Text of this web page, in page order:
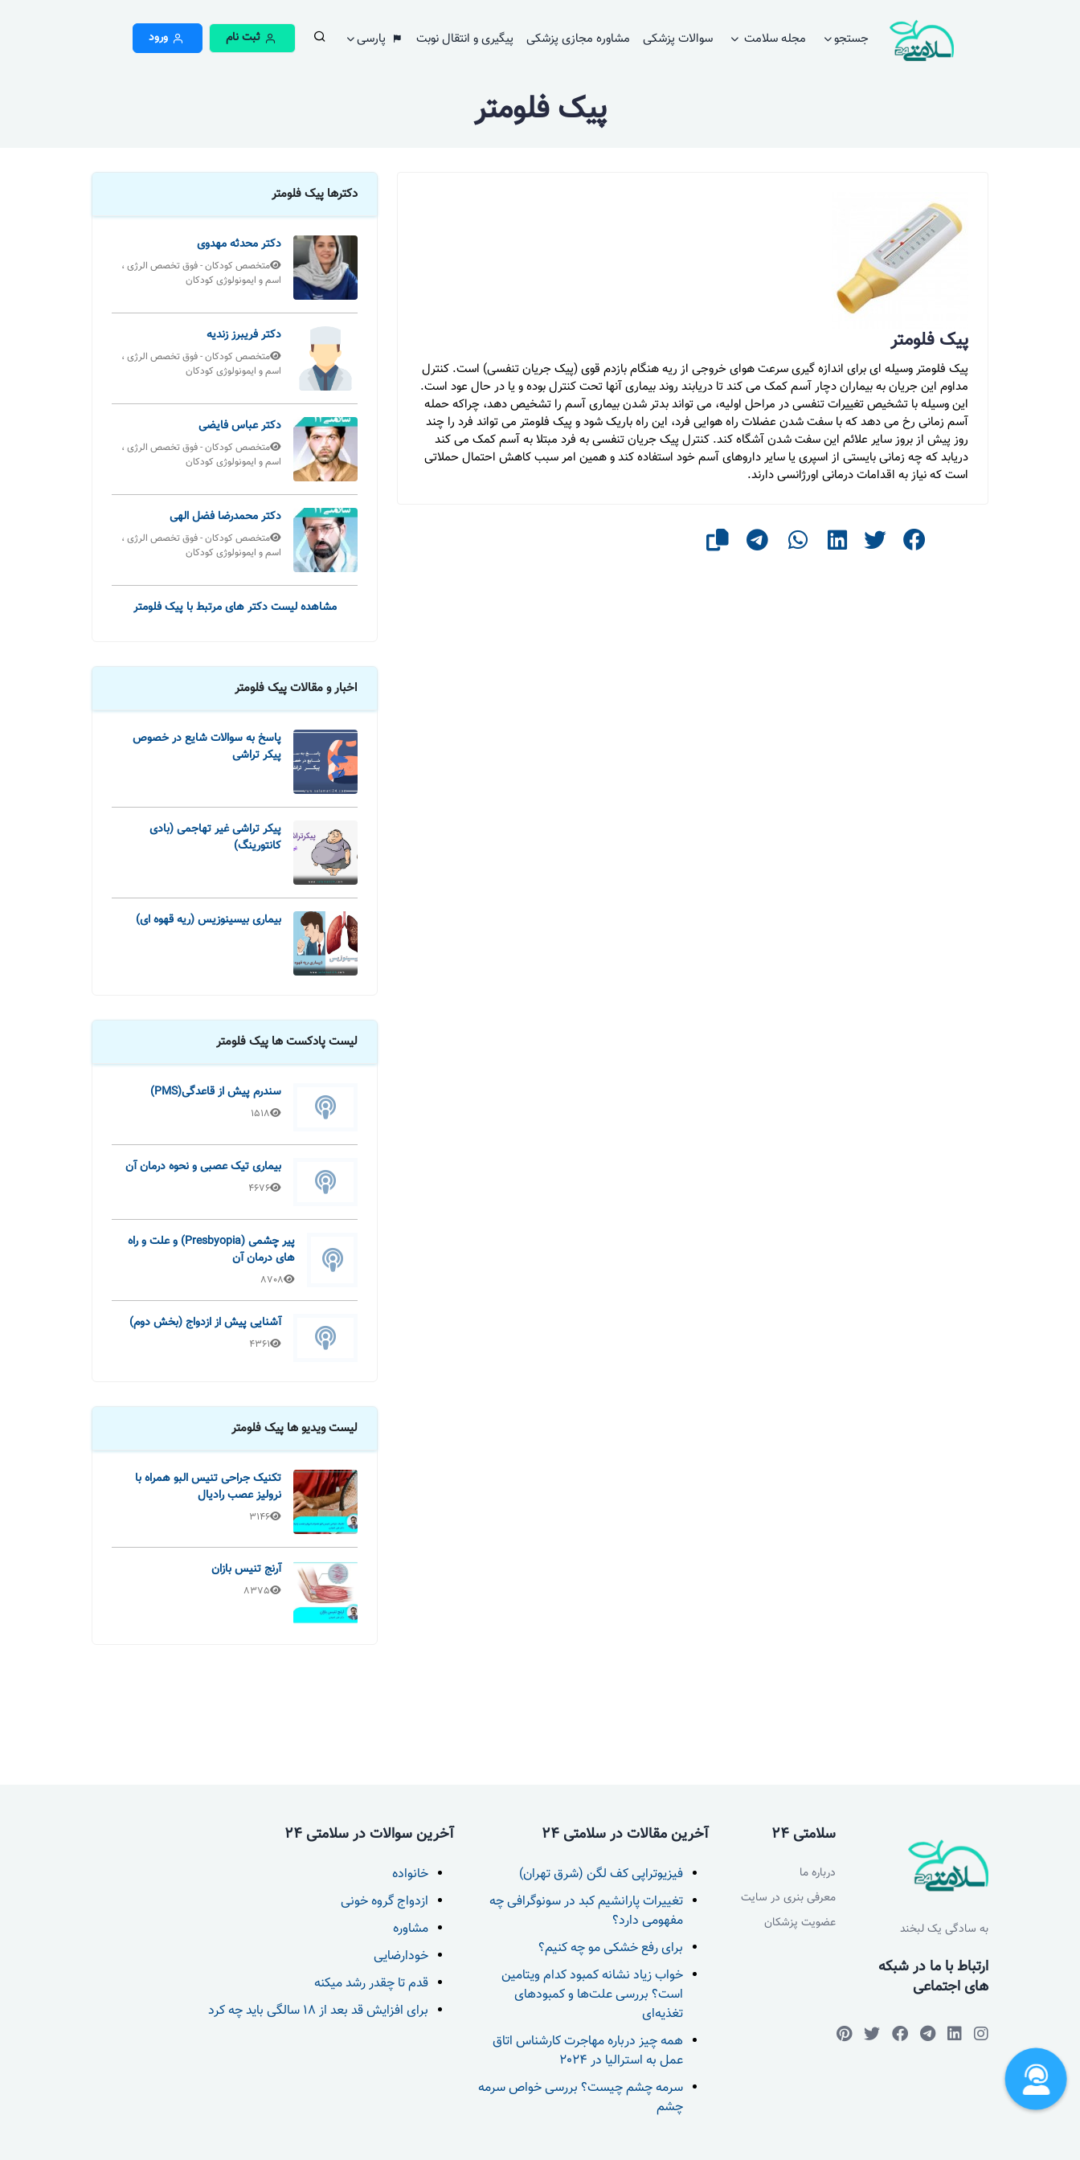
جستجو مجله سلامت سوالات پزشکی مشاوره مجازی پزشکی پیگیری و انتقال نوبت پارسی ثبت نام ورود
پیک فلومتر
پیک فلومتر
پیک فلومتر وسیله ای برای اندازه گیری سرعت هوای خروجی از ریه هنگام بازدم قوی (پیک جریان تنفسی) است. کنترل
مداوم این جریان به بیماران دچار آسم کمک می کند تا دریابند روند بیماری آنها تحت کنترل بوده و یا در حال عود است.
این وسیله با تشخیص تغییرات تنفسی در مراحل اولیه، می تواند بدتر شدن بیماری آسم را تشخیص دهد، چراکه حمله
آسم زمانی رخ می دهد که با سفت شدن عضلات راه هوایی فرد، این راه باریک شود و پیک فلومتر می تواند فرد را چند
روز پیش از بروز سایر علائم این سفت شدن آشگاه کند. کنترل پیک جریان تنفسی به فرد مبتلا به آسم کمک می کند
دریابد که چه زمانی بایستی از اسپری یا سایر داروهای آسم خود استفاده کند و همین امر سبب کاهش احتمال حملاتی
است که نیاز به اقدامات درمانی اورژانسی دارند.
دکترها پیک فلومتر
دکتر محدثه مهدوی
متخصص کودکان - فوق تخصص الرژی ،
اسم و ایمونولوژی کودکان
دکتر فریبرز زندیه
متخصص کودکان - فوق تخصص الرژی ،
اسم و ایمونولوژی کودکان
دکتر عباس فایضی
متخصص کودکان - فوق تخصص الرژی ،
اسم و ایمونولوژی کودکان
دکتر محمدرضا فضل الهی
متخصص کودکان - فوق تخصص الرژی ،
اسم و ایمونولوژی کودکان
مشاهده لیست دکتر های مرتبط با پیک فلومتر
اخبار و مقالات پیک فلومتر
پاسخ به سوالات شایع در خصوص
پیکر تراشی
پیکر تراشی غیر تهاجمی (بادی
کانتورینگ)
بیماری بیسینوزیس (ریه قهوه ای)
لیست پادکست ها پیک فلومتر
سندرم پیش از قاعدگی(PMS)
1518
بیماری تیک عصبی و نحوه درمان آن
4676
پیر چشمی (Presbyopia) و علت و راه
های درمان آن
8708
آشنایی پیش از ازدواج (بخش دوم)
4361
لیست ویدیو ها پیک فلومتر
تکنیک جراحی تنیس البو همراه با
نرولیز عصب رادیال
3146
آرنج تنیس بازان
8375
به سادگی یک لبخند
ارتباط با ما در شبکه
های اجتماعی
سلامتی 24
درباره ما
معرفی بنری در سایت
عضویت پزشکان
آخرین مقالات در سلامتی 24
فیزیوتراپی کف لگن (شرق تهران)
تغییرات پارانشیم کبد در سونوگرافی چه
مفهومی دارد؟
برای رفع خشکی مو چه کنیم؟
خواب زیاد نشانه کمبود کدام ویتامین
است؟ بررسی علت‌ها و کمبودهای
تغذیه‌ای
همه چیز درباره مهاجرت کارشناس اتاق
عمل به استرالیا در 2024
سرمه چشم چیست؟ بررسی خواص سرمه
چشم
آخرین سوالات در سلامتی 24
خانواده
ازدواج گروه خونی
مشاوره
خودارضایی
قدم تا چقدر رشد میکنه
برای افزایش قد بعد از 18 سالگی باید چه کرد